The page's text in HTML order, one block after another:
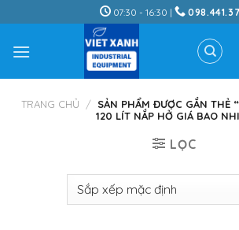
to
content
07:30 - 16:30 |
TRANG CHỦ / SẢN PHẨM ĐƯỢC GẮN THẺ
120 LÍT NẮP HỞ GIÁ BAO
LỌC